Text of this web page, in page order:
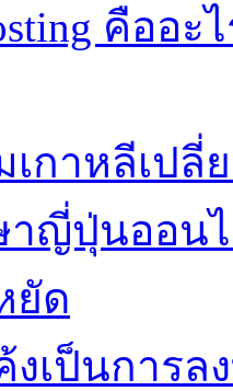
คืออ
เกาหลีเปลี่
าญี่ปุ่นออน
ยัด
งเป็นการ